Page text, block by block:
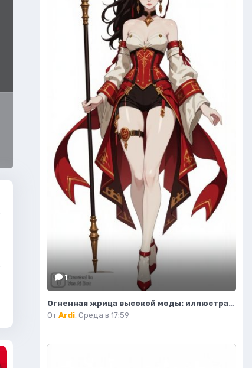
1
Огненная жрица высокой моды: иллюстрация в стиле фэнтези. Изображение из нейронной сети Flux.1
От Ardi, Среда в 17:59